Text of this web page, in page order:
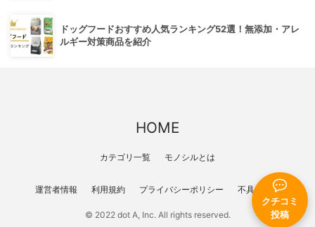
クチコミ
投稿
ドッグフードおすすめ人気ランキング52選！無添加・アレ
ルギー対策商品を紹介
HOME
カテゴリ一覧 モノシルとは
運営者情報 利用規約 プライバシーポリシー 不具合報告
© 2022 dot A, Inc. All rights reserved.